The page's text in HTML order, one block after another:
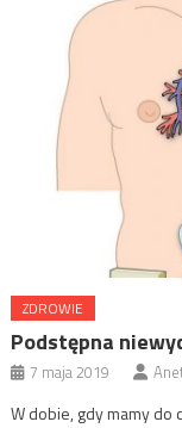
ZDROWIE
Podstępna
7 maja 2019
W dobie, gdy mamy do